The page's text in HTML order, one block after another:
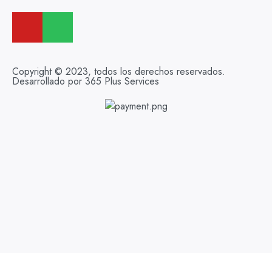
Copyright © 2023, todos los derechos reservados.
Desarrollado por 365 Plus Services